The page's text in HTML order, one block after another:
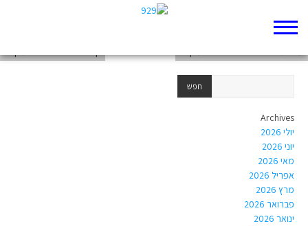
Archives
יולי 2026
יוני 2026
מאי 2026
אפריל 2026
מרץ 2026
פברואר 2026
ינואר 2026